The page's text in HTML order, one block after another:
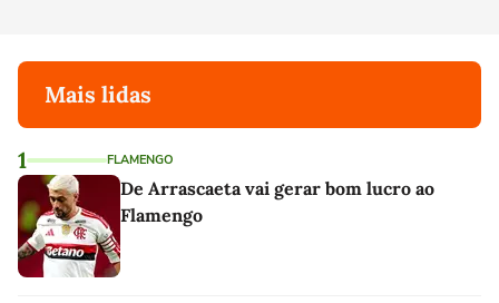
Mais lidas
1 FLAMENGO
De Arrascaeta vai gerar bom lucro ao
Flamengo